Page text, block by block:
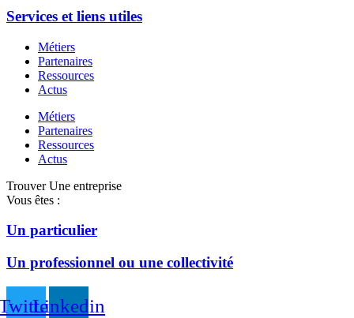
Services et liens utiles
Métiers
Partenaires
Ressources
Actus
Métiers
Partenaires
Ressources
Actus
Trouver Une entreprise
Vous êtes :
Un particulier
Un professionnel ou une collectivité
Linkedin